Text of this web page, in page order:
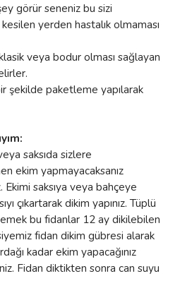
görür seneniz bu sizi
yerden hastalık olmaması
veya bodur olması sağlayan
şekilde paketleme yapılarak
saksıda sizlere
ekim yapmayacaksanız
Ekimi saksıya veya bahçeye
çıkartarak dikim yapınız. Tüplü
bu fidanlar 12 ay dikilebilen
fidan dikim gübresi alarak
kadar ekim yapacağınız
Fidan diktikten sonra can suyu